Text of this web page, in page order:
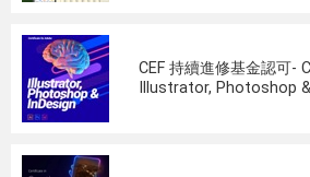
CEF 持續進修基金認可
Illustrator, Photoshop